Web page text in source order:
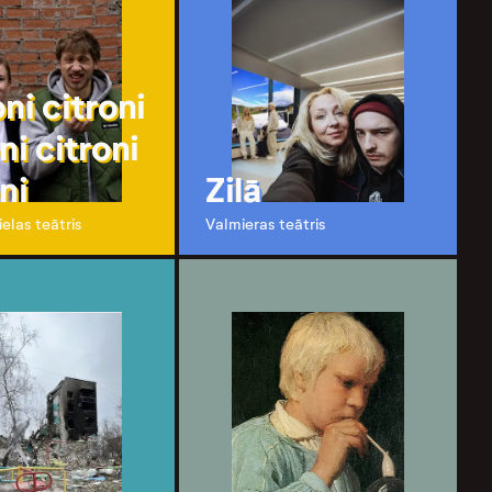
citroni
citroni
teātris
Zilā
Valmieras teātris